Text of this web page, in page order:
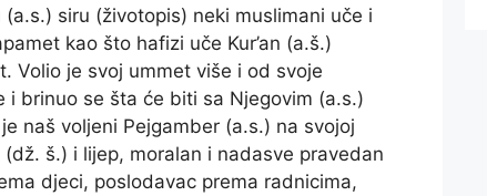
(a.s.) siru (životopis) neki muslimani uče i
kao što hafizi uče Kur’an (a.š.)
Volio je svoj ummet više i od svoje
i brinuo se šta će biti sa Njegovim (a.s.)
naš voljeni Pejgamber (a.s.) na svojoj
š.) i lijep, moralan i nadasve pravedan
djeci, poslodavac prema radnicima,